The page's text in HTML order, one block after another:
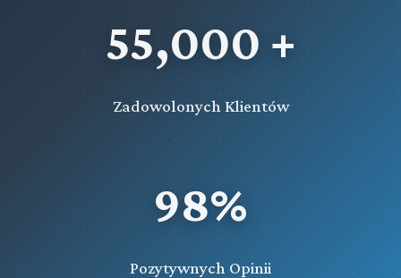
55,000 +
Zadowolonych Klientów
98%
Pozytywnych Opinii